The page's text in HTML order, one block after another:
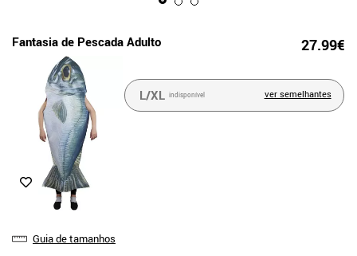
Fantasia de Pescada Adulto 27.99€
Guia de tamanhos
L/XL indisponível ver semelhantes